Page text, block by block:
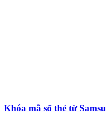
Khóa mã số thẻ từ